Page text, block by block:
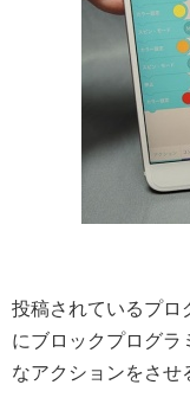
投稿されているプロ
にブロックプログ
なアクションをさせ